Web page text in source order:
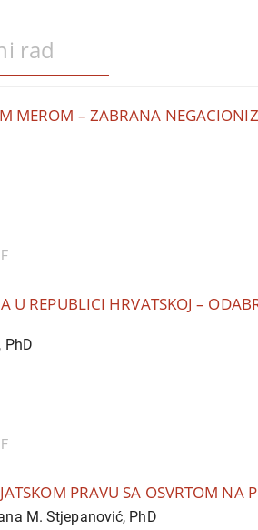
rad
MEROM – ZABRANA
U REPUBLICI HRVATSKOJ –
PhD
PRAVU SA OSVRTOM NA
M. Stjepanović, PhD